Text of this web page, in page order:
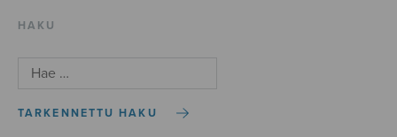
HAKU
TARKENNETTU HAKU